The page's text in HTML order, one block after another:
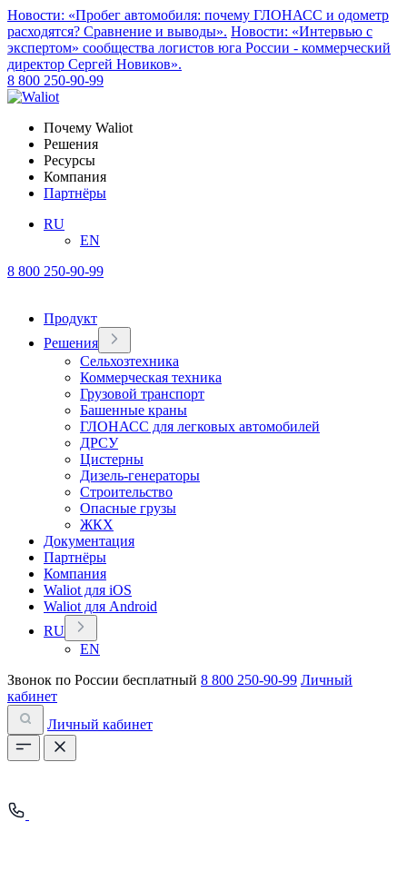
Новости: «Пробег автомобиля: почему ГЛОНАСС и одометр
расходятся? Сравнение и выводы». Новости: «Интервью с
экспертом» сообщества логистов юга России - коммерческий
директор Сергей Новиков».
8 800 250-90-99
Почему Waliot
Решения
Ресурсы
Компания
Партнёры
RU
EN
8 800 250-90-99
Продукт
Решения
Сельхозтехника
Коммерческая техника
Грузовой транспорт
Башенные краны
ГЛОНАСС для легковых автомобилей
ДРСУ
Цистерны
Дизель-генераторы
Строительство
Опасные грузы
ЖКХ
Документация
Партнёры
Компания
Waliot для iOS
Waliot для Android
RU
EN
Звонок по России бесплатный 8 800 250-90-99 Личный
кабинет
Личный кабинет